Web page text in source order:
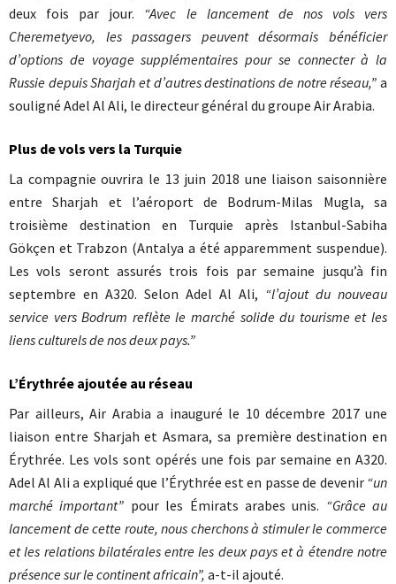
deux fois par jour. “Avec le lancement de nos vols vers
Cheremetyevo, les passagers peuvent désormais bénéficier
d’options de voyage supplémentaires pour se connecter à la
Russie depuis Sharjah et d’autres destinations de notre réseau,” a
souligné Adel Al Ali, le directeur général du groupe Air Arabia.
Plus de vols vers la Turquie
La compagnie ouvrira le 13 juin 2018 une liaison saisonnière
entre Sharjah et l’aéroport de Bodrum-Milas Mugla, sa
troisième destination en Turquie après Istanbul-Sabiha
Gökçen et Trabzon (Antalya a été apparemment suspendue).
Les vols seront assurés trois fois par semaine jusqu’à fin
septembre en A320. Selon Adel Al Ali, “l’ajout du nouveau
service vers Bodrum reflète le marché solide du tourisme et les
liens culturels de nos deux pays.”
L’Érythrée ajoutée au réseau
Par ailleurs, Air Arabia a inauguré le 10 décembre 2017 une
liaison entre Sharjah et Asmara, sa première destination en
Érythrée. Les vols sont opérés une fois par semaine en A320.
Adel Al Ali a expliqué que l’Érythrée est en passe de devenir “un
marché important” pour les Émirats arabes unis. “Grâce au
lancement de cette route, nous cherchons à stimuler le commerce
et les relations bilatérales entre les deux pays et à étendre notre
présence sur le continent africain”, a-t-il ajouté.